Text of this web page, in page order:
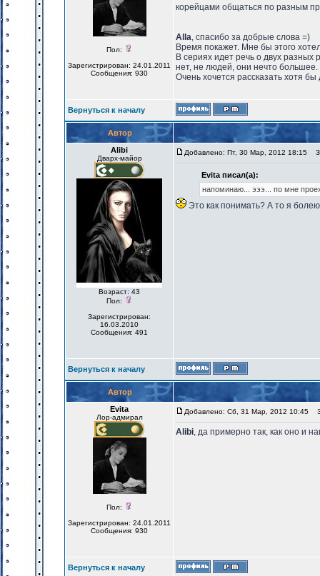
Пол:
Зарегистрирован: 24.01.2011
Сообщения: 930
корейцами общаться по разным
Alla, спасибо за добрые слова =)
Время покажет. Мне бы этого
В сериях идет речь о двух разных
нет, не людей, они нечто
Очень хочется рассказать хотя
Вернуться к началу
Автор
Alibi
Дварх-майор
Возраст: 43
Пол:
Зарегистрирован:
16.03.2010
Сообщения: 491
Добавлено: Пт, 30 Мар, 2012 18:15
Evita писал(а):
напоминаю... эээ... по мне
Это как понимать? А то я
Вернуться к началу
Автор
Evita
Лор-адмирал
Пол:
Зарегистрирован: 24.01.2011
Сообщения: 930
Добавлено: Сб, 31 Мар, 2012 10:45
Alibi, да примерно так, как оно и
Вернуться к началу